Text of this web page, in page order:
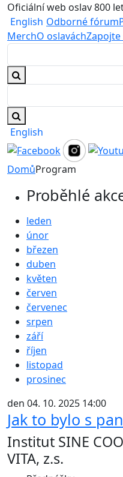
Oficiální web oslav 800
English Odborné fórum
MerchO oslaváchZapojte
English
DomůProgram
Proběhlé
leden
únor
březen
duben
květen
červen
červenec
srpen
září
říjen
listopad
prosinec
den 04. 10. 2025 14:00
Jak to bylo s
Institut SINE
VITA, z.s.